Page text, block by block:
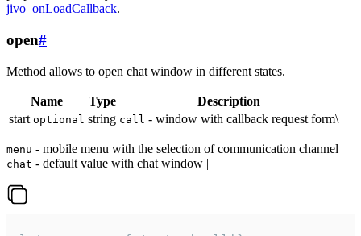
jivo_onLoadCallback.
open#
Method allows to open chat window in different states.
Name Type
Description
start optional string call - window with callback request form\
menu - mobile menu with the selection of communication channel
chat - default value with chat window |